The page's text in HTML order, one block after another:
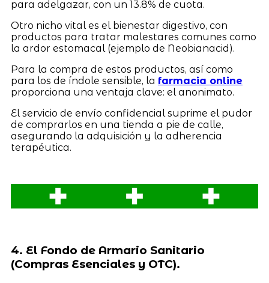
para adelgazar, con un 13.8% de cuota.
Otro nicho vital es el bienestar digestivo, con
productos para tratar malestares comunes como
la ardor estomacal (ejemplo de Neobianacid).
Para la compra de estos productos, así como
para los de índole sensible, la farmacia online
proporciona una ventaja clave: el anonimato.
El servicio de envío confidencial suprime el pudor
de comprarlos en una tienda a pie de calle,
asegurando la adquisición y la adherencia
terapéutica.
4. El Fondo de Armario Sanitario
(Compras Esenciales y OTC).